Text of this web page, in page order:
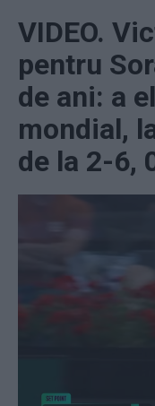
VIDEO.
pentru
de ani: a
mondial,
de la 2-6,